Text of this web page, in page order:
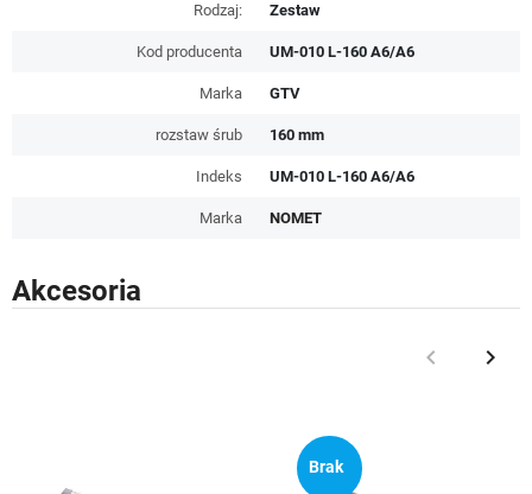
Rodzaj: Zestaw
Kod producenta UM-010 L-160 A6/A6
Marka GTV
rozstaw śrub 160 mm
Indeks UM-010 L-160 A6/A6
Marka NOMET
Akcesoria
Poprzedni
keyboard_arrow_left keyboard_arrow_right
Brak